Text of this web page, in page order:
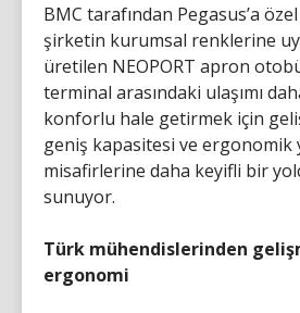
BMC tarafından Pegasus’a
şirketin kurumsal renklerine
üretilen NEOPORT apron
terminal arasındaki ulaşımı
konforlu hale getirmek için
geniş kapasitesi ve ergonomik
misafirlerine daha keyifli bir
sunuyor.
Türk mühendislerinden
ergonomi